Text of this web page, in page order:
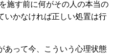
施す前に何がその人の本当の
いかなければ正しい処置は行
あって今、こういう心理状態